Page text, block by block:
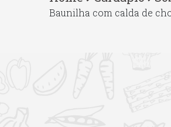
Baunilha com calda de